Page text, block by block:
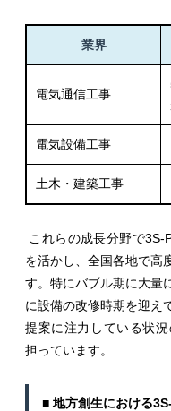
業界
電気通信工事
電気設備工事
土木・建築工事
これらの成長分野で3S-
を活かし、全国各地で高
す。特にバブル期に大量
に設備の改修時期を迎え
提案に注力している状
担っています。
■ 地方創生における